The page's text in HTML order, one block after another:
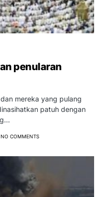
penularan
mereka yang pulang
patuh dengan
NO COMMENTS